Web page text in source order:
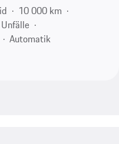
10 000 km
Automatik